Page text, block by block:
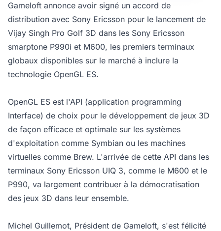
Gameloft annonce avoir signé un accord de
distribution avec Sony Ericsson pour le lancement de
Vijay Singh Pro Golf 3D dans les Sony Ericsson
smarptone P990i et M600, les premiers terminaux
globaux disponibles sur le marché à inclure la
technologie OpenGL ES.
OpenGL ES est l'API (application programming
Interface) de choix pour le développement de jeux 3D
de façon efficace et optimale sur les systèmes
d'exploitation comme Symbian ou les machines
virtuelles comme Brew. L'arrivée de cette API dans les
terminaux Sony Ericsson UIQ 3, comme le M600 et le
P990, va largement contribuer à la démocratisation
des jeux 3D dans leur ensemble.
Michel Guillemot, Président de Gameloft, s'est félicité